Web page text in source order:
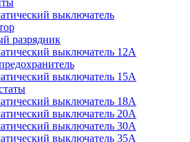
выключатель
разрядник
выключатель 12А
выключатель 15А
выключатель 18А
выключатель 20А
выключатель 30А
выключатель 35А